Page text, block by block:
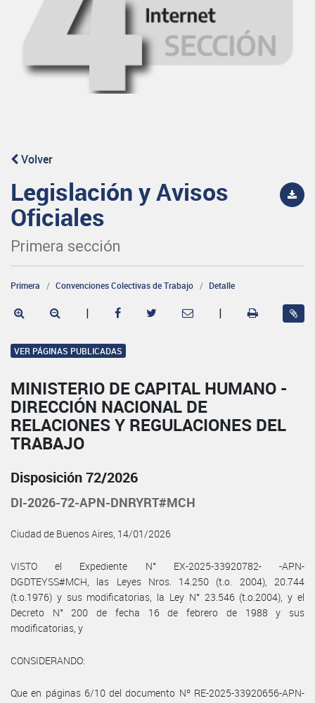
Volver
Legislación y Avisos
Oficiales
Primera sección
Primera Convenciones Colectivas de Trabajo Detalle
| |
VER PÁGINAS PUBLICADAS
MINISTERIO DE CAPITAL HUMANO -
DIRECCIÓN NACIONAL DE
RELACIONES Y REGULACIONES DEL
TRABAJO
Disposición 72/2026
DI-2026-72-APN-DNRYRT#MCH
Ciudad de Buenos Aires, 14/01/2026
VISTO el Expediente N° EX-2025-33920782- -APN-
DGDTEYSS#MCH, las Leyes Nros. 14.250 (t.o. 2004), 20.744
(t.o.1976) y sus modificatorias, la Ley N° 23.546 (t.o.2004), y el
Decreto N° 200 de fecha 16 de febrero de 1988 y sus
modificatorias, y
CONSIDERANDO:
Que en páginas 6/10 del documento Nº RE-2025-33920656-APN-